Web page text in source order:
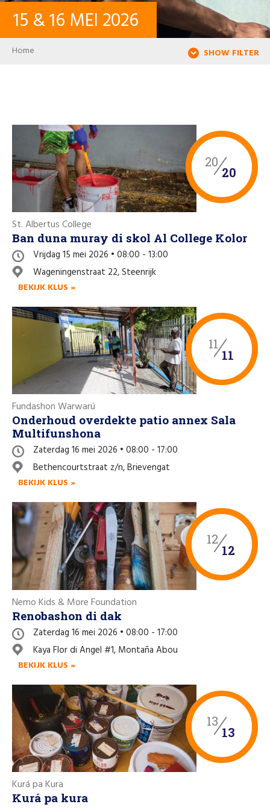
CONTACT
WACHTWOORD
Zoeken
15 &16 MEI 2026
Breadcrumb
Home SHOW FILTER
20
20
St. Albertus College
Ban duna muray di skol Al College Kolor
Vrijdag 15 mei 2026 • 08:00 - 13:00
Wageningenstraat 22, Steenrijk
BEKIJK KLUS »
11
11
Fundashon Warwarú
Onderhoud overdekte patio annex Sala
Multifunshona
Zaterdag 16 mei 2026 • 08:00 - 17:00
Bethencourtstraat z/n, Brievengat
BEKIJK KLUS »
12
12
Nemo Kids & More Foundation
Renobashon di dak
Zaterdag 16 mei 2026 • 08:00 - 17:00
Kaya Flor di Angel #1, Montaña Abou
BEKIJK KLUS »
13
13
Kurá pa Kura
Kurá pa kura